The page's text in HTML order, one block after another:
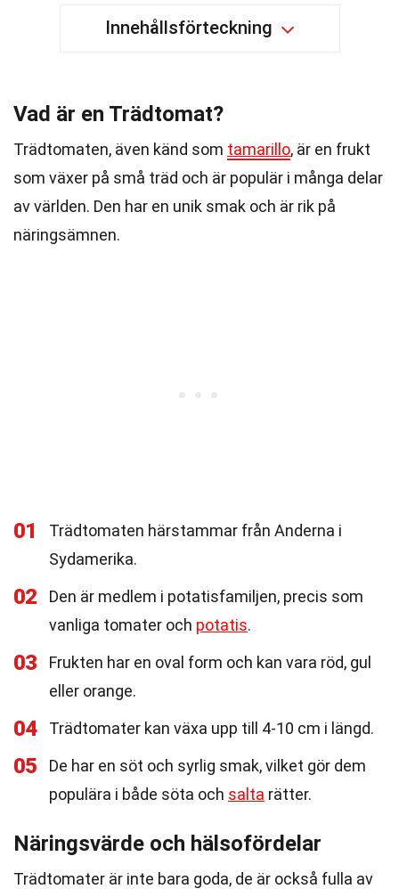
Innehållsförteckning
Vad är en Trädtomat?
Trädtomaten, även känd som tamarillo, är en frukt
som växer på små träd och är populär i många delar
av världen. Den har en unik smak och är rik på
näringsämnen.
01
Trädtomaten härstammar från Anderna i
Sydamerika.
02
Den är medlem i potatisfamiljen, precis som
vanliga tomater och potatis.
03
Frukten har en oval form och kan vara röd, gul
eller orange.
04 Trädtomater kan växa upp till 4-10 cm i längd.
05
De har en söt och syrlig smak, vilket gör dem
populära i både söta och salta rätter.
Näringsvärde och hälsofördelar
Trädtomater är inte bara goda, de är också fulla av